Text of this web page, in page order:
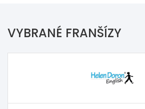
VYBRANÉ FRANŠÍZY